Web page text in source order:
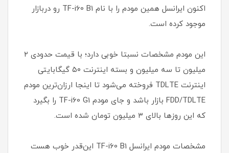
اکنون ایرانسل همین مودم را با نام TF-i60 B1 رو دربازار
موجود کرده است.
این مودم مشخصات نسبتا خوبی دارد؛ با قیمت حدودی ۲
میلیون تا سه میلیون و بسته اینترنت ۵۰ گیگابایتی
اینترنت TDLTE فروخته می‌شود تا اینجا ارزان‌ترین مودم
FDD/TDLTE بازار باشد و جای مودم TF-i60 G1 را بگیرد
که این روزها بالای ۳ میلیون تومان شده است.
مشخصات مودم ایرانسل TF-i60 B1 این‌قدر خوب هست